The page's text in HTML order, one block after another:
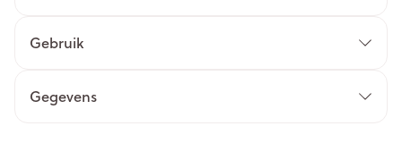
Gebruik
Gegevens